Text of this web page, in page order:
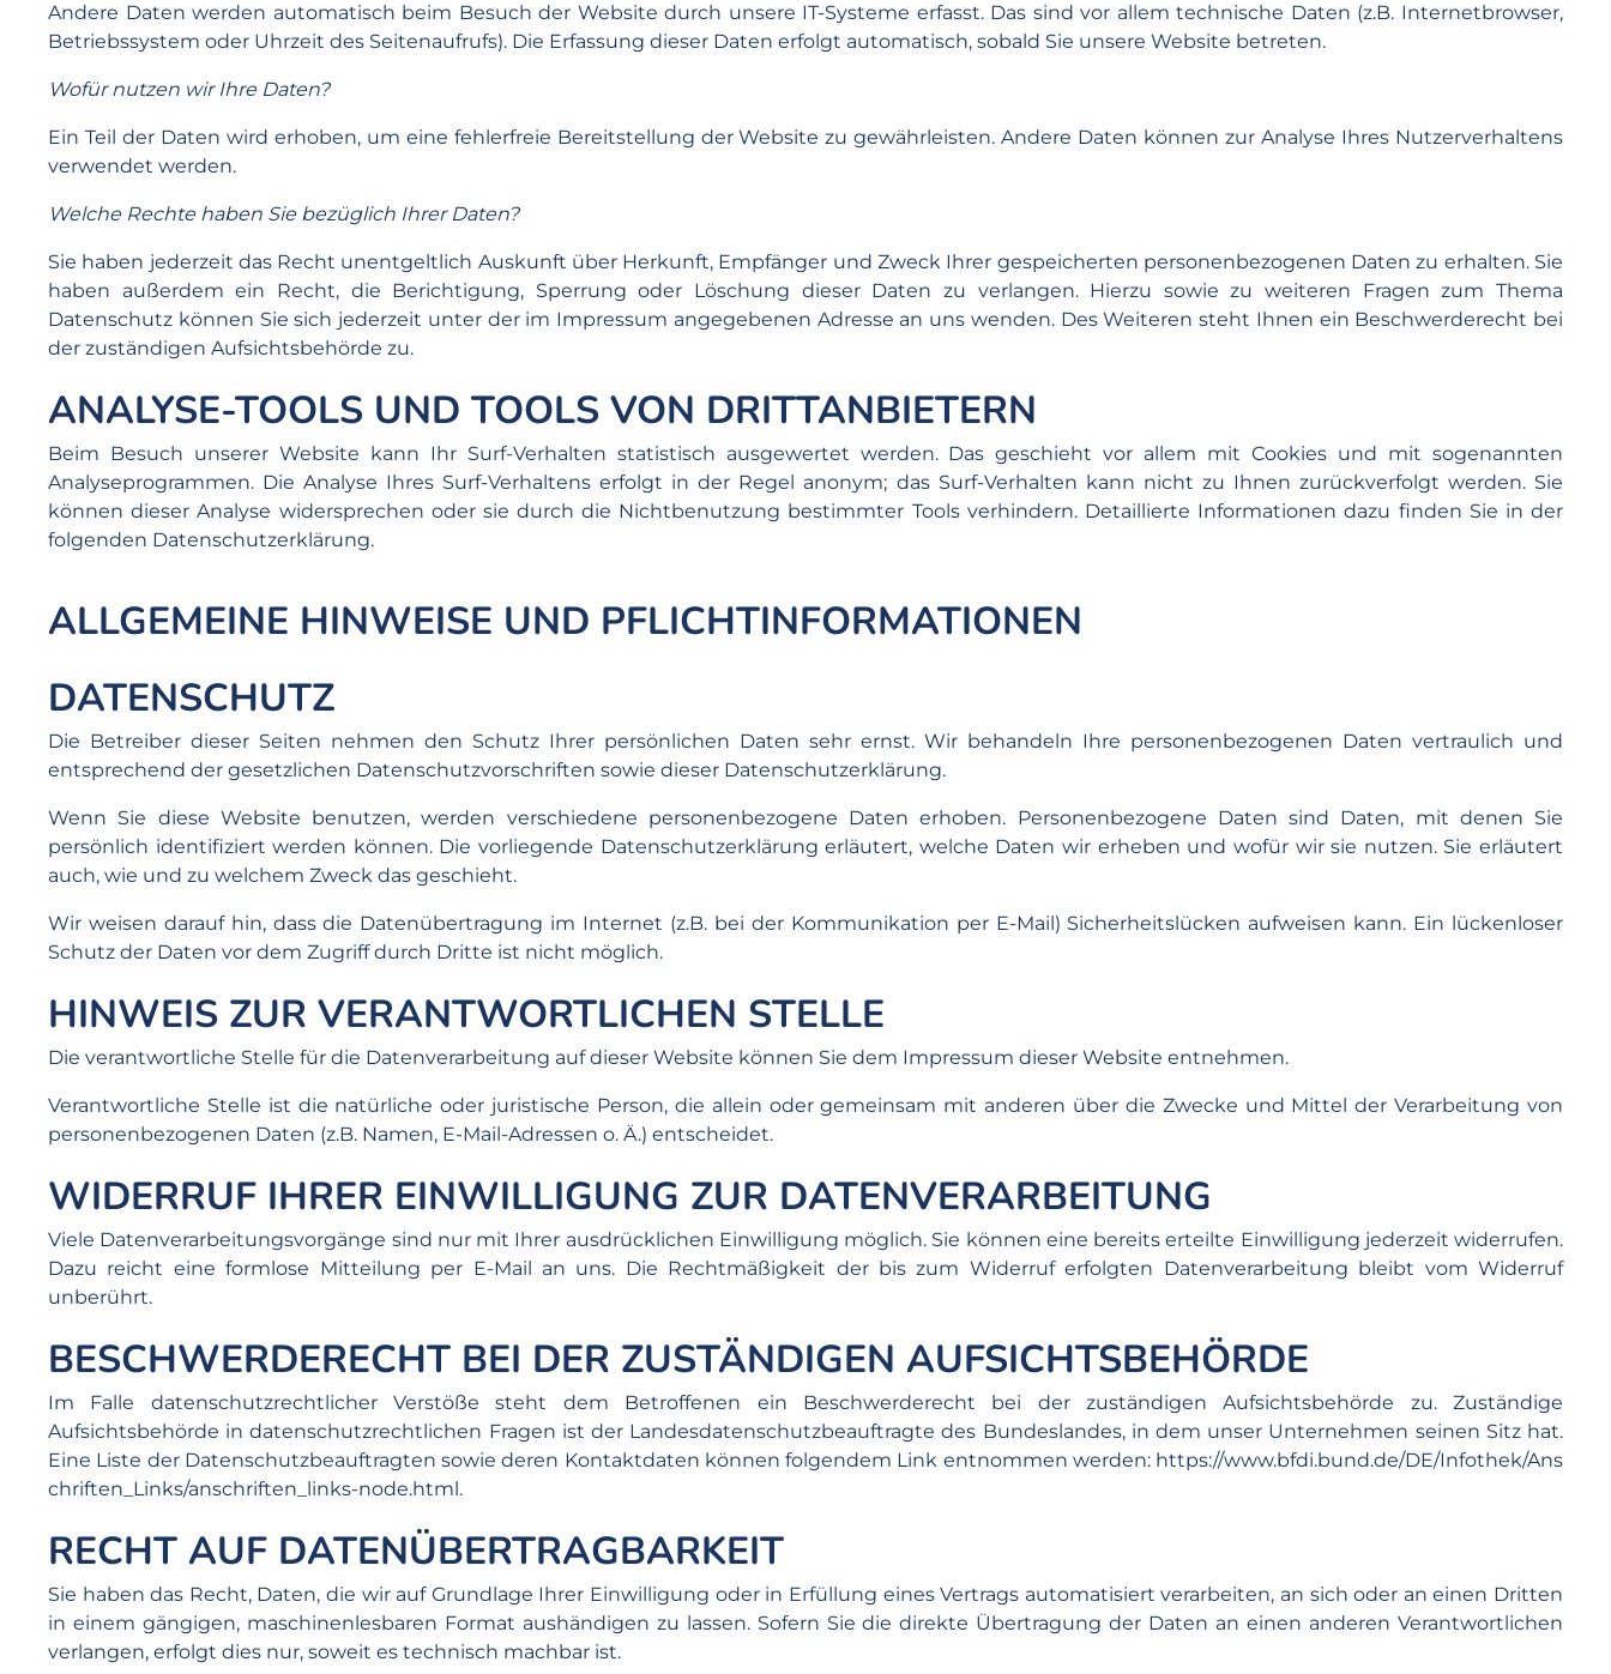
Andere Daten werden automatisch beim Besuch der Website durch unsere IT-Systeme erfasst. Das sind vor allem technische Daten (z.B. Internetbrowser,
Betriebssystem oder Uhrzeit des Seitenaufrufs). Die Erfassung dieser Daten erfolgt automatisch, sobald Sie unsere Website betreten.
Wofür nutzen wir Ihre Daten?
Ein Teil der Daten wird erhoben, um eine fehlerfreie Bereitstellung der Website zu gewährleisten. Andere Daten können zur Analyse Ihres Nutzerverhaltens
verwendet werden.
Welche Rechte haben Sie bezüglich Ihrer Daten?
Sie haben jederzeit das Recht unentgeltlich Auskunft über Herkunft, Empfänger und Zweck Ihrer gespeicherten personenbezogenen Daten zu erhalten. Sie
haben außerdem ein Recht, die Berichtigung, Sperrung oder Löschung dieser Daten zu verlangen. Hierzu sowie zu weiteren Fragen zum Thema
Datenschutz können Sie sich jederzeit unter der im Impressum angegebenen Adresse an uns wenden. Des Weiteren steht Ihnen ein Beschwerderecht bei
der zuständigen Aufsichtsbehörde zu.
ANALYSE-TOOLS UND TOOLS VON DRITTANBIETERN
Beim Besuch unserer Website kann Ihr Surf-Verhalten statistisch ausgewertet werden. Das geschieht vor allem mit Cookies und mit sogenannten
Analyseprogrammen. Die Analyse Ihres Surf-Verhaltens erfolgt in der Regel anonym; das Surf-Verhalten kann nicht zu Ihnen zurückverfolgt werden. Sie
können dieser Analyse widersprechen oder sie durch die Nichtbenutzung bestimmter Tools verhindern. Detaillierte Informationen dazu finden Sie in der
folgenden Datenschutzerklärung.
ALLGEMEINE HINWEISE UND PFLICHTINFORMATIONEN
DATENSCHUTZ
Die Betreiber dieser Seiten nehmen den Schutz Ihrer persönlichen Daten sehr ernst. Wir behandeln Ihre personenbezogenen Daten vertraulich und
entsprechend der gesetzlichen Datenschutzvorschriften sowie dieser Datenschutzerklärung.
Wenn Sie diese Website benutzen, werden verschiedene personenbezogene Daten erhoben. Personenbezogene Daten sind Daten, mit denen Sie
persönlich identifiziert werden können. Die vorliegende Datenschutzerklärung erläutert, welche Daten wir erheben und wofür wir sie nutzen. Sie erläutert
auch, wie und zu welchem Zweck das geschieht.
Wir weisen darauf hin, dass die Datenübertragung im Internet (z.B. bei der Kommunikation per E-Mail) Sicherheitslücken aufweisen kann. Ein lückenloser
Schutz der Daten vor dem Zugriff durch Dritte ist nicht möglich.
HINWEIS ZUR VERANTWORTLICHEN STELLE
Die verantwortliche Stelle für die Datenverarbeitung auf dieser Website können Sie dem Impressum dieser Website entnehmen.
Verantwortliche Stelle ist die natürliche oder juristische Person, die allein oder gemeinsam mit anderen über die Zwecke und Mittel der Verarbeitung von
personenbezogenen Daten (z.B. Namen, E-Mail-Adressen o. Ä.) entscheidet.
WIDERRUF IHRER EINWILLIGUNG ZUR DATENVERARBEITUNG
Viele Datenverarbeitungsvorgänge sind nur mit Ihrer ausdrücklichen Einwilligung möglich. Sie können eine bereits erteilte Einwilligung jederzeit widerrufen.
Dazu reicht eine formlose Mitteilung per E-Mail an uns. Die Rechtmäßigkeit der bis zum Widerruf erfolgten Datenverarbeitung bleibt vom Widerruf
unberührt.
BESCHWERDERECHT BEI DER ZUSTÄNDIGEN AUFSICHTSBEHÖRDE
Im Falle datenschutzrechtlicher Verstöße steht dem Betroffenen ein Beschwerderecht bei der zuständigen Aufsichtsbehörde zu. Zuständige
Aufsichtsbehörde in datenschutzrechtlichen Fragen ist der Landesdatenschutzbeauftragte des Bundeslandes, in dem unser Unternehmen seinen Sitz hat.
Eine Liste der Datenschutzbeauftragten sowie deren Kontaktdaten können folgendem Link entnommen werden: https://www.bfdi.bund.de/DE/Infothek/Ans
chriften_Links/anschriften_links-node.html.
RECHT AUF DATENÜBERTRAGBARKEIT
Sie haben das Recht, Daten, die wir auf Grundlage Ihrer Einwilligung oder in Erfüllung eines Vertrags automatisiert verarbeiten, an sich oder an einen Dritten
in einem gängigen, maschinenlesbaren Format aushändigen zu lassen. Sofern Sie die direkte Übertragung der Daten an einen anderen Verantwortlichen
verlangen, erfolgt dies nur, soweit es technisch machbar ist.